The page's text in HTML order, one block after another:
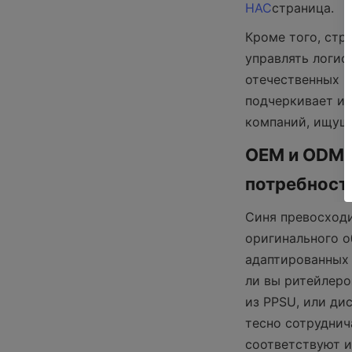
НАСстраница.
Кроме того,
управлять
отечественных
подчеркивает
компаний,
OEM и
Синя
оригинального
ли вы
из PPSU, или
тесно
соответствуют